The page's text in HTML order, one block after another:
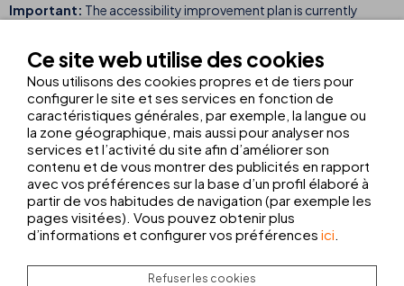
Important: The accessibility improvement plan is currently
implemented.
First published: February 2026
COMPLÉTER VOTREVOYAGE
TRANSFERT + RANDONNÉES
Réservez votre transfert et vos
Ce site web utilise des cookies
Nous utilisons des cookies propres et de tiers pour
configurer le site et ses services en fonction de
caractéristiques générales, par exemple, la langue ou
la zone géographique, mais aussi pour analyser nos
services et l’activité du site afin d’améliorer son
contenu et de vous montrer des publicités en rapport
avec vos préférences sur la base d’un profil élaboré à
partir de vos habitudes de navigation (par exemple les
pages visitées). Vous pouvez obtenir plus
d’informations et configurer vos préférences ici.
Refuser les cookies